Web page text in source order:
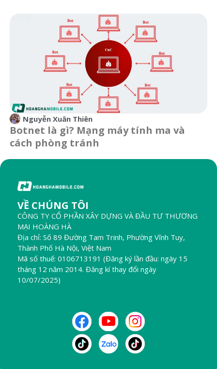
Nguyễn Xuân Thiên
Botnet là gì? Mạng máy tính ma và
cách phòng tránh
VỀ CHÚNG TÔI
CÔNG TY CỔ PHẦN XÂY DỰNG VÀ ĐẦU TƯ THƯƠNG
MẠI HOÀNG HÀ
Địa chỉ: Số 89 Đường Tam Trinh, Phường Vĩnh Tuy,
Thành Phố Hà Nội, Việt Nam
Mã số thuế: 0106713191 (Đăng ký lần đầu: ngày 15
tháng 12 năm 2014. Đăng kí thay đổi ngày
10/07/2025)